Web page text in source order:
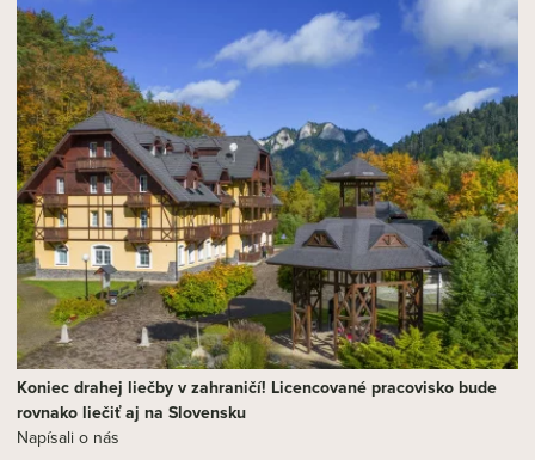
Koniec drahej liečby v zahraničí! Licencované pracovisko bude
rovnako liečiť aj na Slovensku
Napísali o nás